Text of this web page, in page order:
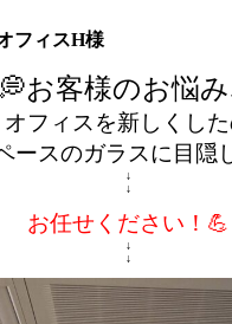
フィスH様
💭お客様のお悩
オフィスを新しくし
ースのガラスに目隠
↓
↓
お任せください！💪
↓
↓